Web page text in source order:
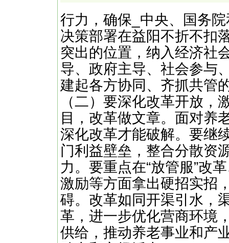
行力，确保_中央、国务
决策部署在益阳不折不扣
突出的位置，纳入经济社
导、政府主导、社会参与
建起各方协同、齐抓共管
（二）要深化改革开放，
目，改革做文章。面对养
深化改革才能破解。要继
门利益壁垒，整合分散资
力。要重点在“放管服”改
激励等方面拿出硬招实招
碍。改革如同开渠引水，
革，进一步优化营商环境
供给，推动养老事业和产